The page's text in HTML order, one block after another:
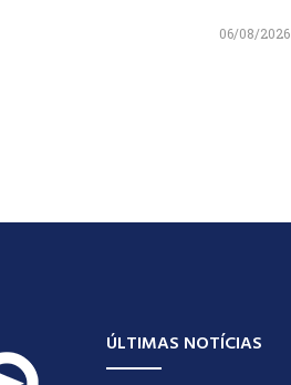
06/08/2026
ÚLTIMAS NOTÍCIAS